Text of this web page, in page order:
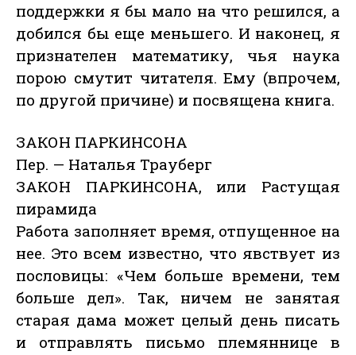
поддержки я бы мало на что решился, а
добился бы еще меньшего. И наконец, я
признателен математику, чья наука
порою смутит читателя. Ему (впрочем,
по другой причине) и посвящена книга.
ЗАКОН ПАРКИНСОНА
Пер. — Наталья Трауберг
ЗАКОН ПАРКИНСОНА, или Растущая
пирамида
Работа заполняет время, отпущенное на
нее. Это всем известно, что явствует из
пословицы: «Чем больше времени, тем
больше дел». Так, ничем не занятая
старая дама может целый день писать
и отправлять письмо племяннице в